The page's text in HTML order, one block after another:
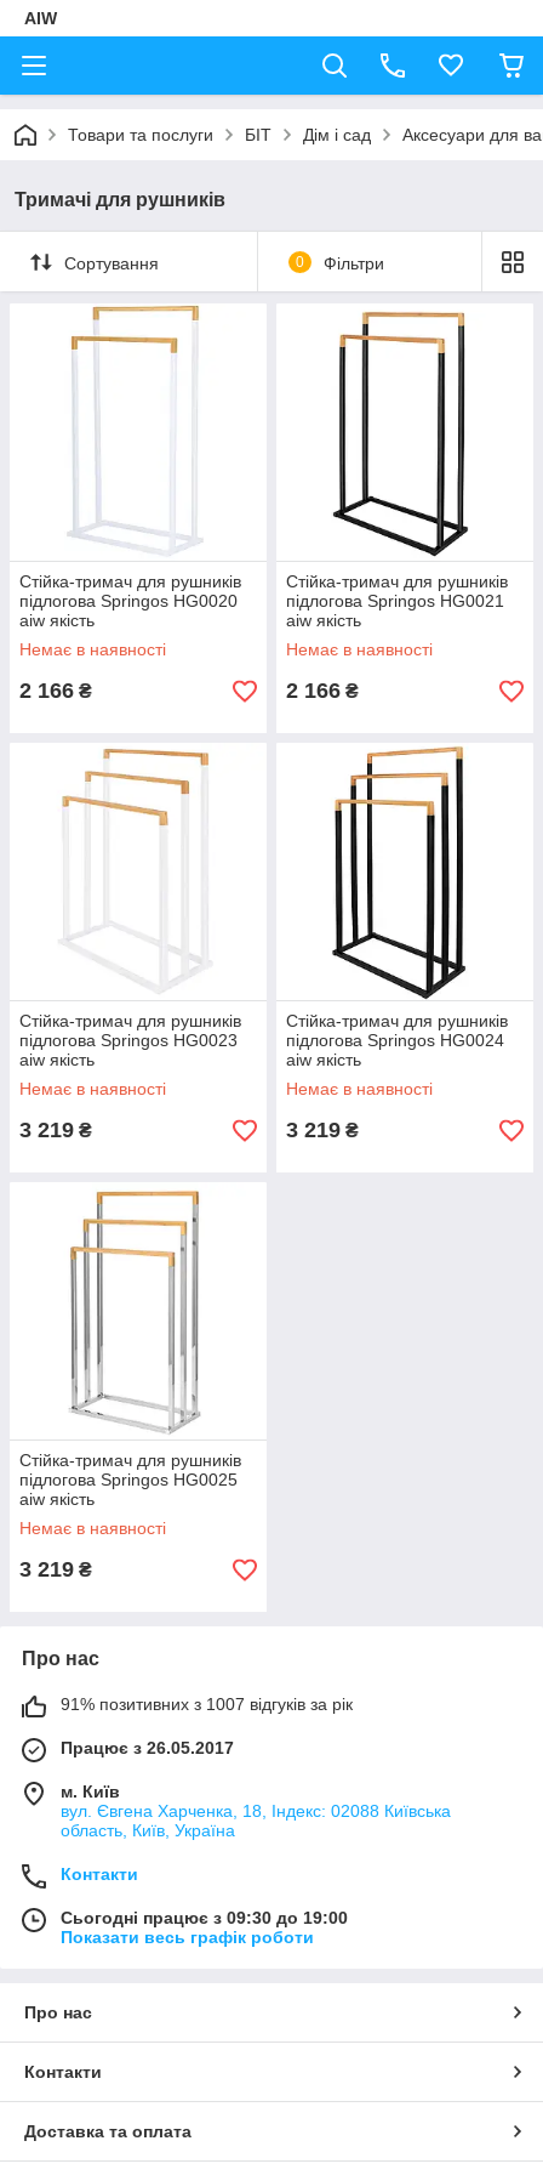
AIW
Товари та послуги БІТ Дім і сад Аксесуари для
Тримачі для рушників
Сортування 0 Фільтри
Стійка-тримач для рушників
підлогова Springos HG0020
aiw якість
Немає в наявності
2 166 ₴
Стійка-тримач для рушників
підлогова Springos HG0021
aiw якість
Немає в наявності
2 166 ₴
Стійка-тримач для рушників
підлогова Springos HG0023
aiw якість
Немає в наявності
3 219 ₴
Стійка-тримач для рушників
підлогова Springos HG0024
aiw якість
Немає в наявності
3 219 ₴
Стійка-тримач для рушників
підлогова Springos HG0025
aiw якість
Немає в наявності
3 219 ₴
Про нас
91% позитивних з 1007 відгуків за рік
Працює з 26.05.2017
м. Київ
вул. Євгена Харченка, 18, Індекс: 02088 Київська
область, Київ, Україна
Контакти
Сьогодні працює з 09:30 до 19:00
Показати весь графік роботи
Про нас
Контакти
Доставка та оплата